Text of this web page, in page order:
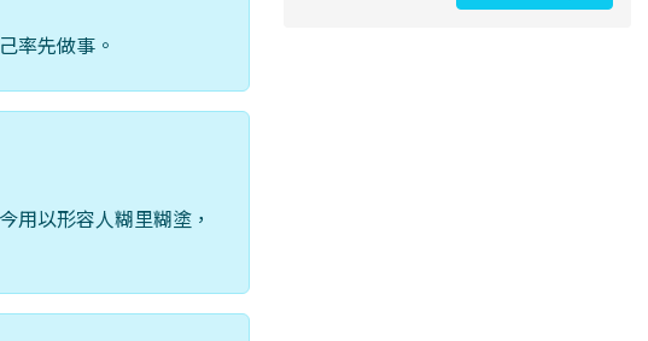
率先做事。
用以形容人糊里糊塗，